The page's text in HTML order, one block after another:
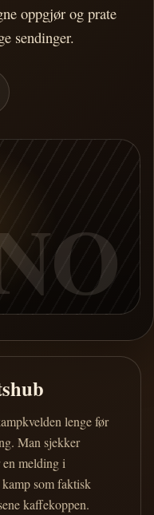
oppgjør og prate
sendinger.
lenge før
Man sjekker
melding i
som faktisk
kaffekoppen.